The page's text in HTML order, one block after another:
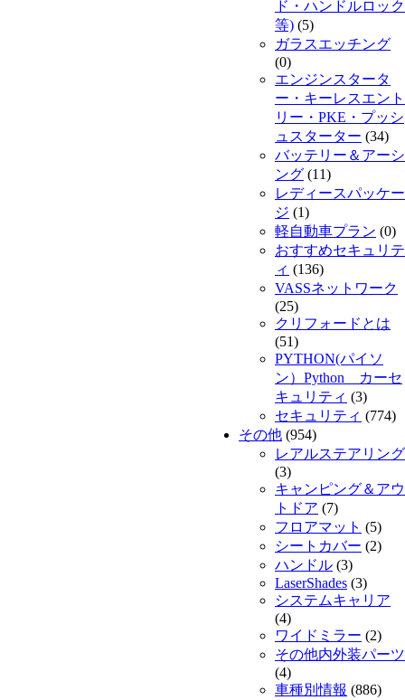
ド・ハンドルロック
等) (5)
ガラスエッチング
(0)
エンジンスタータ
ー・キーレスエント
リー・PKE・プッシ
ュスターター (34)
バッテリー＆アーシ
ング (11)
レディースパッケー
ジ (1)
軽自動車プラン (0)
おすすめセキュリテ
ィ (136)
VASSネットワーク
(25)
クリフォードとは
(51)
PYTHON(パイソ
ン）Python カーセ
キュリティ (3)
セキュリティ (774)
その他 (954)
レアルステアリング
(3)
キャンピング＆アウ
トドア (7)
フロアマット (5)
シートカバー (2)
ハンドル (3)
LaserShades (3)
システムキャリア
(4)
ワイドミラー (2)
その他内外装パーツ
(4)
車種別情報 (886)